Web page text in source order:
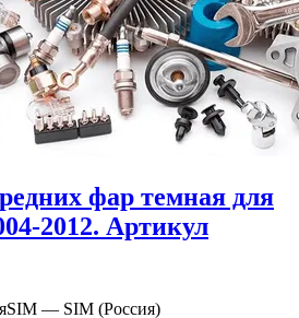
фар темная для
2012. Артикул
SIM — SIM (Россия)